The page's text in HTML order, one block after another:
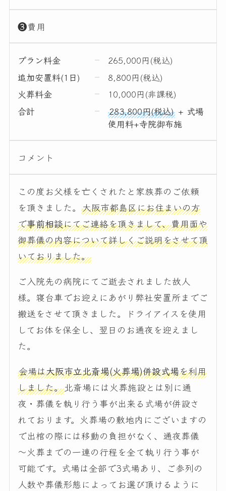
❸費用
プラン料金
265,000円(税込)
追加安置料(1日)
8,800円(税込)
火葬料金
10,000円(非課税)
合計
283,800円(税込)+ 式場
使用料+寺院御布施
コメント
この度お父様を亡くされたと家族葬のご依頼
を頂きました。大阪市都島区にお住まいの方
で事前相談にてご連絡を頂きまして、費用面や
御葬儀の内容について詳しくご説明をさせて頂
いておりました。
ご入院先の病院にてご逝去されました故人
様。寝台車でお迎えにあがり弊社安置所までご
搬送をさせて頂きました。ドライアイスを使用
してお体を保全し、翌日のお通夜を迎えまし
た。
会場は大阪市立北斎場(火葬場)併設式場を利用
しました。北斎場には火葬施設とは別に通
夜・葬儀を執り行う事が出来る式場が併設さ
れております。火葬場の敷地内にございますの
で出棺の際には移動の負担がなく、通夜葬儀
～火葬までの一連の行程を全て執り行う事が
可能です。式場は全部で3式場あり、ご参列の
人数や葬儀形態によってお選び頂けるように